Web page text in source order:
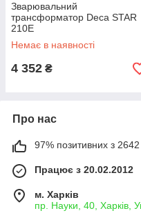
Зварювальний
трансформатор Deca STAR
210E
Немає в наявності
4 352 ₴
Про нас
97% позитивних з 2642
Працює з 20.02.2012
м. Харків
пр. Науки, 40, Харків,